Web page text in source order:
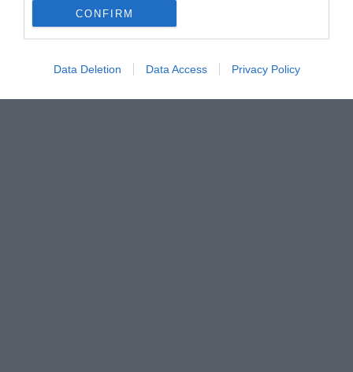
CONFIRM
Data Deletion Data Access Privacy Policy
Facebook Pinterest
E-post